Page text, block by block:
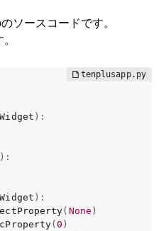
ソースコードです。
Widget ) :
) :
Widget ) :
( None )
(0 )